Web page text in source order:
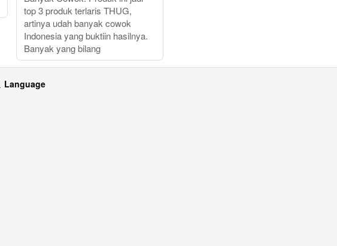
top 3 produk terlaris THUG,
artinya udah banyak cowok
Indonesia yang buktiin hasilnya.
Banyak yang bilang
Language